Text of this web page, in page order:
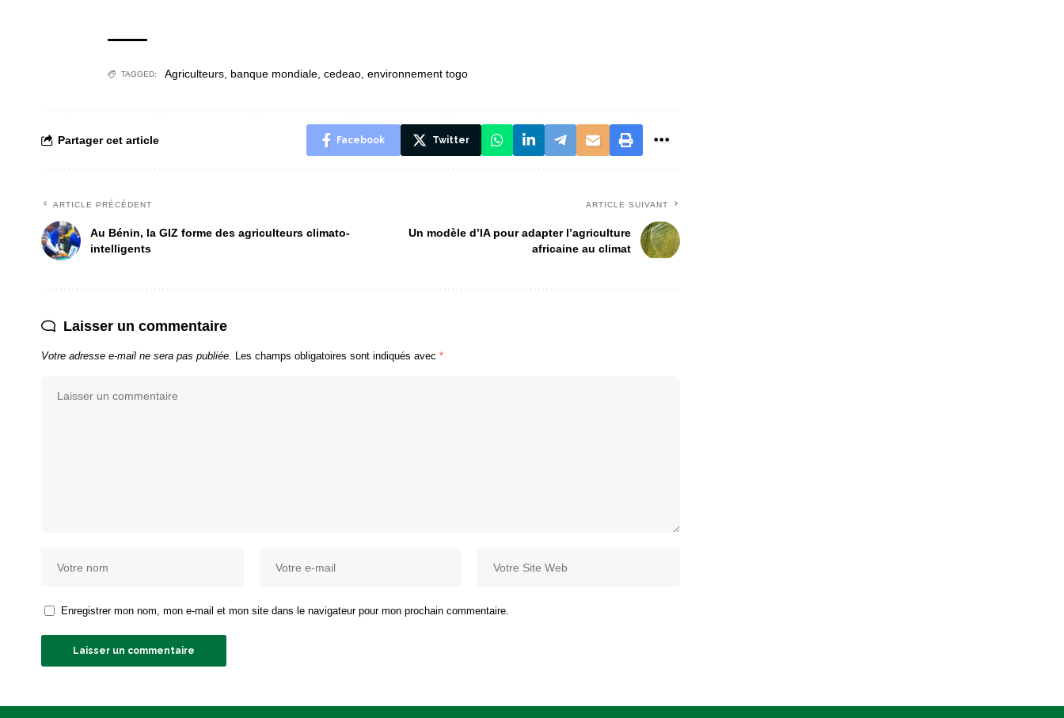
TAGGED: Agriculteurs banque mondiale cedeao environnement togo
Partager cet article Facebook Twitter
ARTICLE PRÉCÉDENT
Au Bénin, la GIZ forme des agriculteurs climato-
intelligents
ARTICLE SUIVANT
Un modèle d’IA pour adapter l’agriculture
africaine au climat
Laisser un commentaire
Votre adresse e-mail ne sera pas publiée. Les champs obligatoires sont indiqués avec *
Enregistrer mon nom, mon e-mail et mon site dans le navigateur pour mon prochain commentaire.